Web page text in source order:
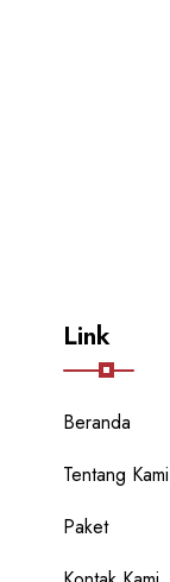
Link
Beranda
Tentang Kami
Paket